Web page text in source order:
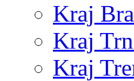
Kraj
Kraj
Kraj